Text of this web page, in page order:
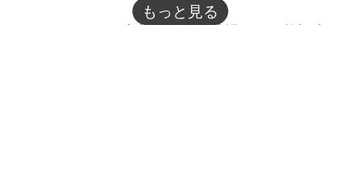
れたところに牛久大仏があり斎場からも眺めるこ
もっと見る